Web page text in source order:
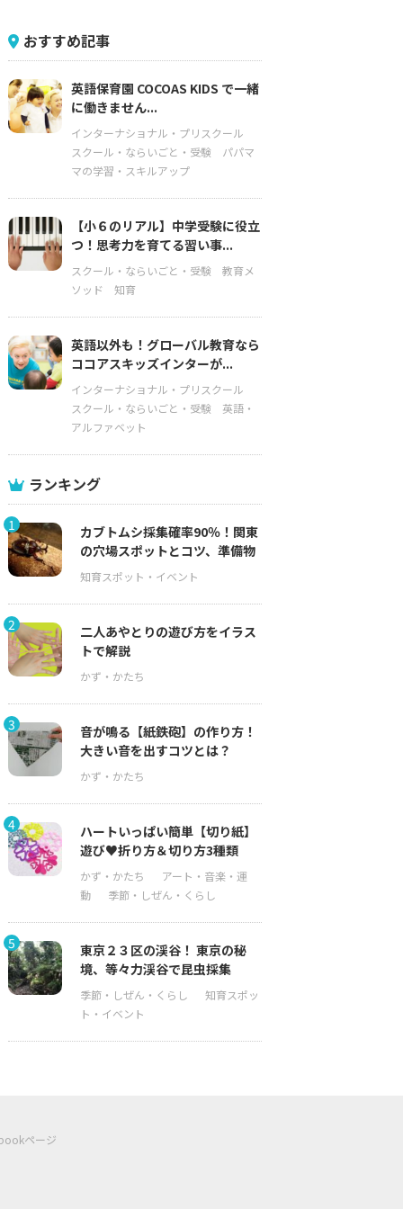
おすすめ記事
英語保育園 COCOAS KIDS で一緒
に働きません...
インターナショナル・プリスクール
スクール・ならいごと・受験
パパマ
マの学習・スキルアップ
【小６のリアル】中学受験に役立
つ！思考力を育てる習い事...
スクール・ならいごと・受験
教育メ
ソッド
知育
英語以外も！グローバル教育なら
ココアスキッズインターが...
インターナショナル・プリスクール
スクール・ならいごと・受験
英語・
アルファベット
ランキング
1
カブトムシ採集確率90％！関東
の穴場スポットとコツ、準備物
2
二人あやとりの遊び方をイラス
トで解説
3
音が鳴る【紙鉄砲】の作り方！
大きい音を出すコツとは？
4
ハートいっぱい簡単【切り紙】
遊び♥折り方＆切り方3種類
5
東京２３区の渓谷！ 東京の秘
境、等々力渓谷で昆虫採集
ページ